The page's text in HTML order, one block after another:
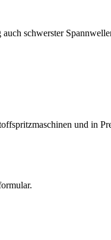
schwerster
und in